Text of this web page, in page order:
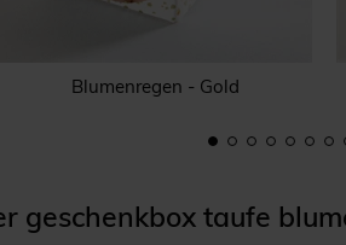
Blumenregen - Gold
geschenkbox taufe